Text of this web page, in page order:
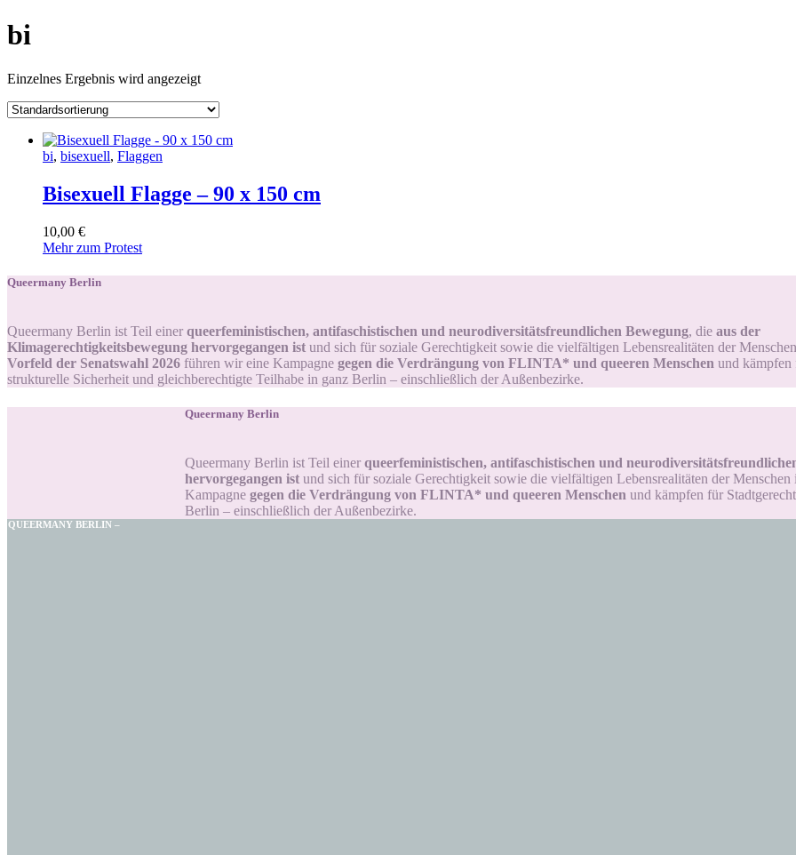
bi
Einzelnes Ergebnis wird angezeigt
bi, bisexuell, Flaggen
Bisexuell Flagge – 90 x 150 cm
10,00 €
Mehr zum Protest
Queermany Berlin
Queermany Berlin ist Teil einer queerfeministischen, antifaschistischen und neurodiversitätsfreundlichen Bewegung, die aus der
Klimagerechtigkeitsbewegung hervorgegangen ist und sich für soziale Gerechtigkeit sowie die vielfältigen Lebensrealitäten der
Vorfeld der Senatswahl 2026 führen wir eine Kampagne gegen die Verdrängung von FLINTA* und queeren Menschen und kämpfen
strukturelle Sicherheit und gleichberechtigte Teilhabe in ganz Berlin – einschließlich der Außenbezirke.
Queermany Berlin
Queermany Berlin ist Teil einer queerfeministischen, antifaschistischen und
hervorgegangen ist und sich für soziale Gerechtigkeit sowie die vielfältigen Lebensrealitäten der Menschen
Kampagne gegen die Verdrängung von FLINTA* und queeren Menschen und kämpfen für
Berlin – einschließlich der Außenbezirke.
QUEERMANY BERLIN –